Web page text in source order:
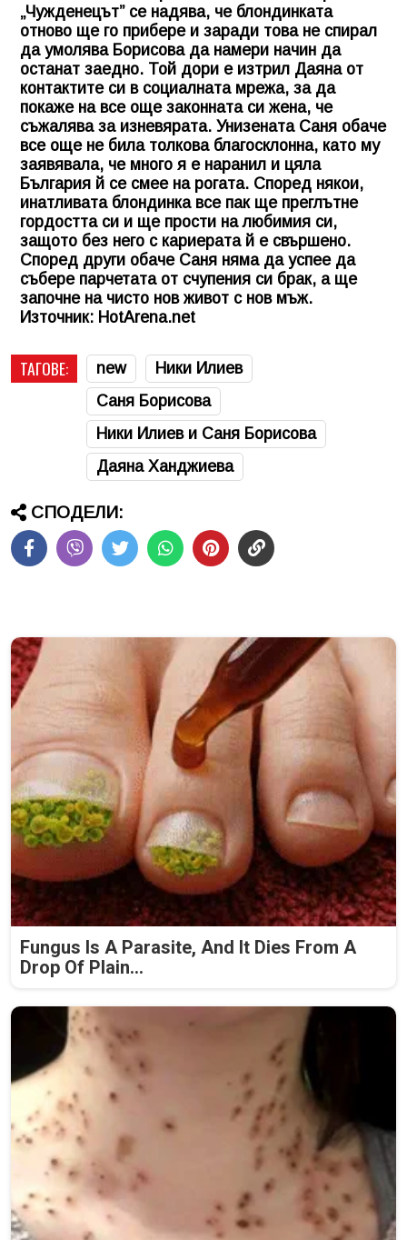
„Чужденецът” се надява, че блондинката
отново ще го прибере и заради това не спирал
да умолява Борисова да намери начин да
останат заедно. Той дори е изтрил Даяна от
контактите си в социалната мрежа, за да
покаже на все още законната си жена, че
съжалява за изневярата. Унизената Саня обаче
все още не била толкова благосклонна, като му
заявявала, че много я е наранил и цяла
България й се смее на рогата. Според някои,
инатливата блондинка все пак ще преглътне
гордостта си и ще прости на любимия си,
защото без него с кариерата й е свършено.
Според други обаче Саня няма да успее да
събере парчетата от счупения си брак, а ще
започне на чисто нов живот с нов мъж.
Източник: HotArena.net
ТАГОВЕ: new
Ники Илиев
Саня Борисова
Ники Илиев и Саня Борисова
Даяна Ханджиева
СПОДЕЛИ:
Fungus Is A Parasite, And It Dies From A
Drop Of Plain...